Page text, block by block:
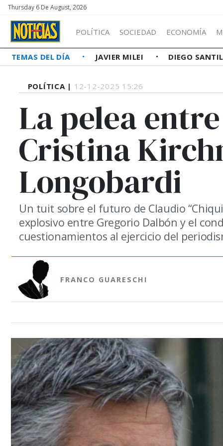
Thursday 6 De August, 2026
POLÍTICA SOCIEDAD ECONOMÍA
TEMAS DEL DÍA JAVIER MILEI DIEGO
POLÍTICA | 12-12-2025 15:26
La pelea
Cristina
Longobardi
Un tuit sobre el futuro de Claudio
explosivo entre Gregorio Dalbón y el
cuestionamientos al ejercicio del
FRANCO GUARESCHI